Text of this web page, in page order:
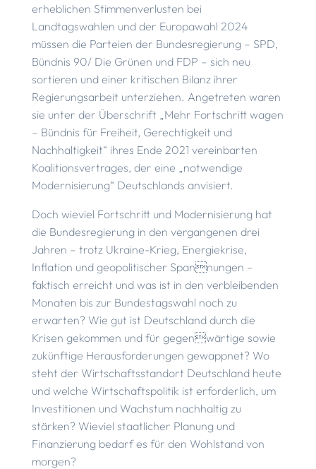
erheblichen Stimmenverlusten bei
Landtagswahlen und der Europawahl 2024
müssen die Parteien der Bundesregierung – SPD,
Bündnis 90/ Die Grünen und FDP – sich neu
sortieren und einer kritischen Bilanz ihrer
Regierungsarbeit unterziehen. Angetreten waren
sie unter der Überschrift „Mehr Fortschritt wagen
– Bündnis für Freiheit, Gerechtigkeit und
Nachhaltigkeit“ ihres Ende 2021 vereinbarten
Koalitionsvertrages, der eine „notwendige
Modernisierung“ Deutschlands anvisiert.
Doch wieviel Fortschritt und Modernisierung hat
die Bundesregierung in den vergangenen drei
Jahren – trotz Ukraine-Krieg, Energiekrise,
Inflation und geopolitischer Spannungen –
faktisch erreicht und was ist in den verbleibenden
Monaten bis zur Bundestagswahl noch zu
erwarten? Wie gut ist Deutschland durch die
Krisen gekommen und für gegenwärtige sowie
zukünftige Herausforderungen gewappnet? Wo
steht der Wirtschaftsstandort Deutschland heute
und welche Wirtschaftspolitik ist erforderlich, um
Investitionen und Wachstum nachhaltig zu
stärken? Wieviel staatlicher Planung und
Finanzierung bedarf es für den Wohlstand von
morgen?